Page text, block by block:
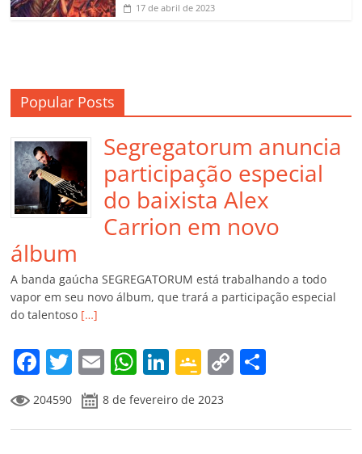
17 de abril de 2023
Popular Posts
Segregatorum anuncia
participação especial
do baixista Alex
Carrion em novo
álbum
A banda gaúcha SEGREGATORUM está trabalhando a todo
vapor em seu novo álbum, que trará a participação especial
do talentoso […]
F
a
c
e
T
w
itt
er
E
m
ai
l
W
at
s
Li
k
e
G
o
o
gl
C
y p
204590 8 de fevereiro de 2023